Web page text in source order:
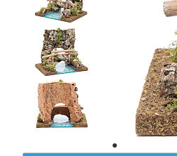
Previous
slide
Next
slide